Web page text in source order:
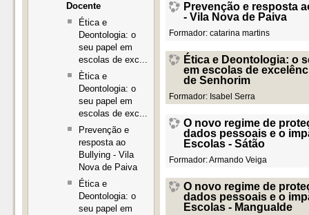
Prevenção e resposta
- Vila Nova de Paiva
Formador: catarina martins
Ética e Deontologia: o
em escolas de
de Senhorim
Formador: Isabel Serra
O novo regime de
dados pessoais e o
Escolas - Sátão
Formador:Armando Veiga
O novo regime de
dados pessoais e o
Escolas - Mangualde
Docente
Ética e
Deontologia: o
seu papel em
escolas de exc...
Ètica e
Deontologia: o
seu papel em
escolas de exc...
Prevenção e
resposta ao
Bullying - Vila
Nova de Paiva
Ética e
Deontologia: o
seu papel em